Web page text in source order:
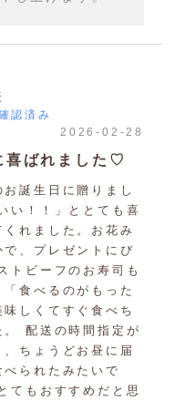
認済み
2026-02-28
喜ばれました♡
誕生日に贈りまし
い！！」ととても喜
れました。お花み
、プレゼントにぴ
トビーフのお寿司も
食べるのがもった
しくてすぐ食べち
。 配送の時間指定が
ちょうどお昼に届
られたみたいで
てもおすすめだと思